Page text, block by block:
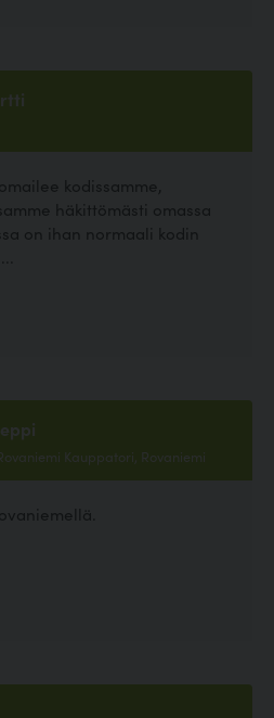
kodissamme,
häkittömästi omassa
on ihan normaali kodin
Kauppatori, Rovaniemi